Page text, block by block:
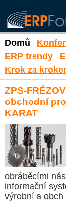
Domů
ERP trendy
Krok za
ZPS-
obchodní
KARAT
obráběcími
informační
výrobní a obch